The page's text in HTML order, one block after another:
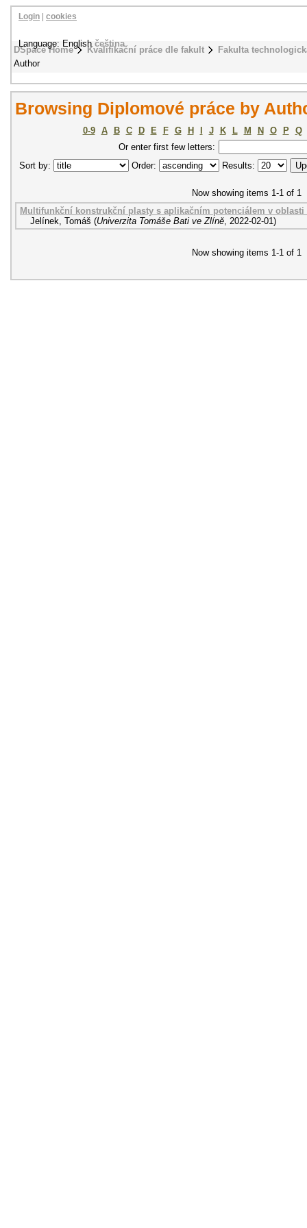
DSpace Home Kvalifikační práce dle fakult
Fakulta
Author
Login cookies
Language: Englishčeština
Browsing Diplomové práce by
0-9 A B C D E F G H J K L M N O P
Q
Or enter first few letters:
Sort by:
Order: Results:
Now showing items 1-1 of 1
Multifunkční konstrukční plasty s aplikačním potenciálem v oblasti
Jelínek, Tomáš (Univerzita Tomáše Bati ve Zlíně, 2022-02-01)
Now showing items 1-1 of 1